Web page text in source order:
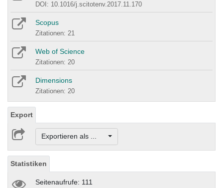
DOI: 10.1016/j.scitotenv.2017.11.170
Scopus
Zitationen: 21
Web of Science
Zitationen: 20
Dimensions
Zitationen: 20
Export
Exportieren als ...
Statistiken
Seitenaufrufe: 111